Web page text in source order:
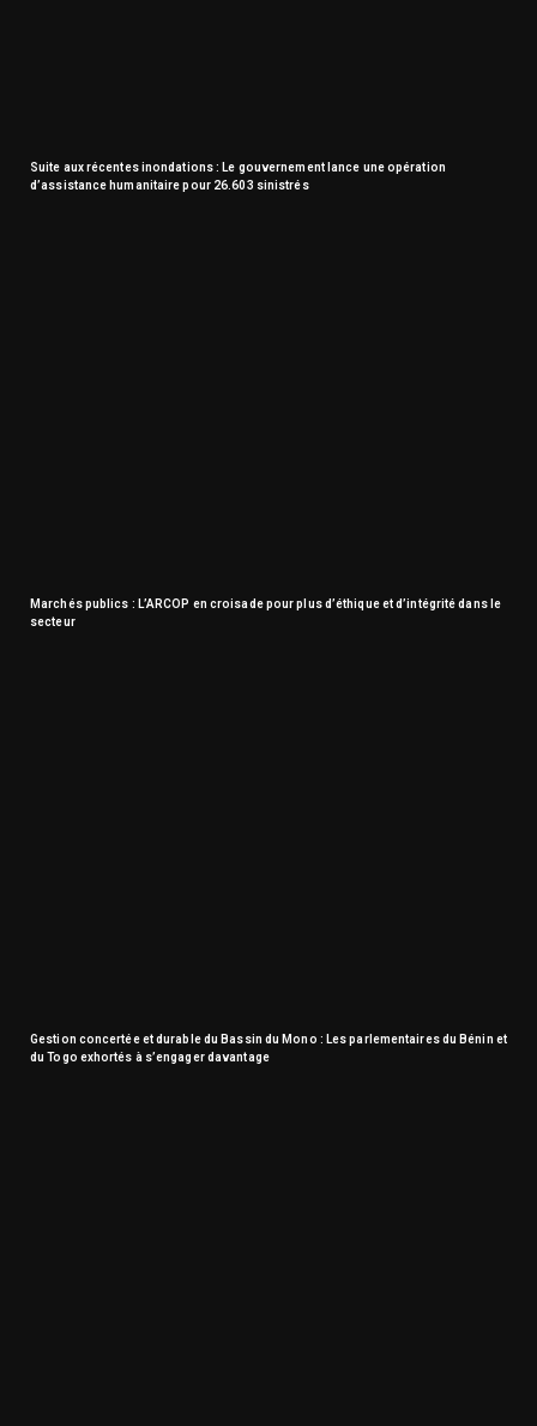
Suite aux récentes inondations : Le gouvernement lance une opération
d’assistance humanitaire pour 26.603 sinistrés
Marchés publics : L’ARCOP en croisade pour plus d’éthique et d’intégrité dans le
secteur
Gestion concertée et durable du Bassin du Mono : Les parlementaires du Bénin et
du Togo exhortés à s’engager davantage